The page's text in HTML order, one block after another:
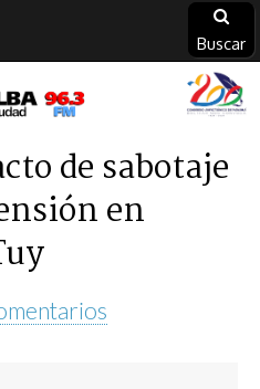
Buscar
de sabotaje
en